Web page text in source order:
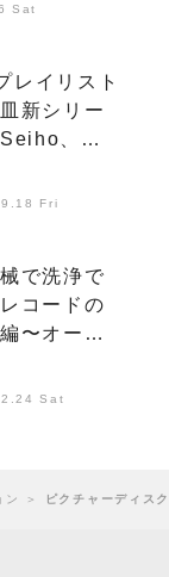
Sat
レイリスト
新シリー
、陳
Fri
で洗浄で
コードの
〜オー
Sat
ン ＞ ピクチャーディスク